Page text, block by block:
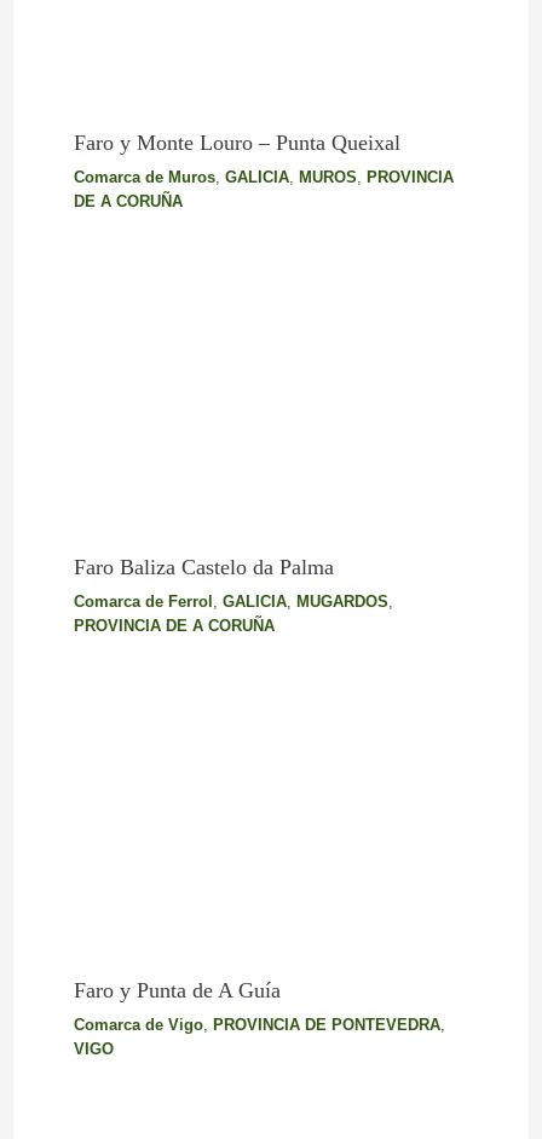
Faro y Monte Louro – Punta Queixal
Comarca de Muros, GALICIA, MUROS, PROVINCIA
DE A CORUÑA
Faro Baliza Castelo da Palma
Comarca de Ferrol , GALICIA, MUGARDOS,
PROVINCIA DE A CORUÑA
Faro y Punta de A Guía
Comarca de Vigo, PROVINCIA DE PONTEVEDRA,
VIGO